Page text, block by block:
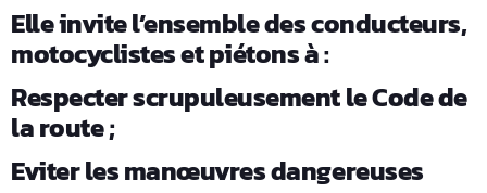
Elle invite l’ensemble des conducteurs,
motocyclistes et piétons à :
Respecter scrupuleusement le Code de
la route ;
Eviter les manœuvres dangereuses